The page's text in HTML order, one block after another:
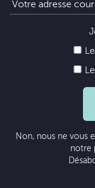
Non, nous ne vous
notre